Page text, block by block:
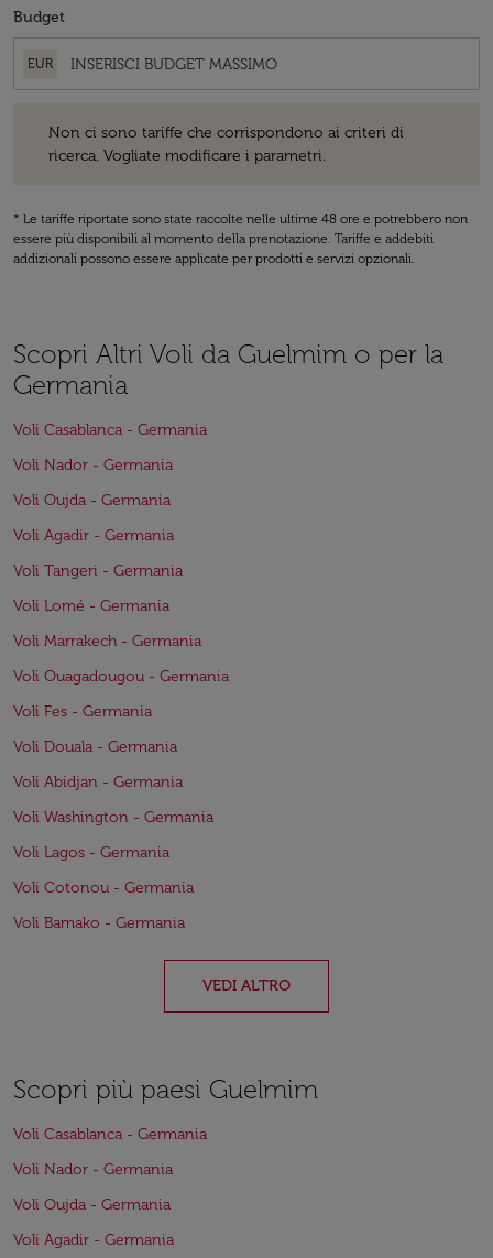
Budget
EUR
Non ci sono tariffe che corrispondono ai criteri di
ricerca. Vogliate modificare i parametri.
* Le tariffe riportate sono state raccolte nelle ultime 48 ore e potrebbero non
essere più disponibili al momento della prenotazione. Tariffe e addebiti
addizionali possono essere applicate per prodotti e servizi opzionali.
Scopri Altri Voli da Guelmim o per la
Germania
Voli Casablanca - Germania
Voli Nador - Germania
Voli Oujda - Germania
Voli Agadir - Germania
Voli Tangeri - Germania
Voli Lomé - Germania
Voli Marrakech - Germania
Voli Ouagadougou - Germania
Voli Fes - Germania
Voli Douala - Germania
Voli Abidjan - Germania
Voli Washington - Germania
Voli Lagos - Germania
Voli Cotonou - Germania
Voli Bamako - Germania
VEDI ALTRO
Scopri più paesi Guelmim
Voli Casablanca - Germania
Voli Nador - Germania
Voli Oujda - Germania
Voli Agadir - Germania